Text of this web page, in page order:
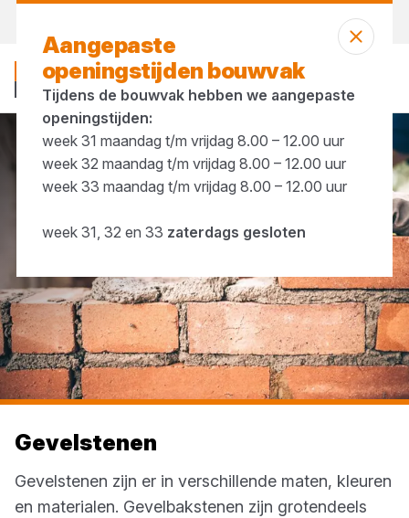
Gevelstenen
Gevelstenen
Gevelstenen zijn er in verschillende maten, kleuren
en materialen. Gevelbakstenen zijn grotendeels
Aangepaste
openingstijden bouwvak
Tijdens de bouwvak hebben we aangepaste
openingstijden:
week 31 maandag t/m vrijdag 8.00 – 12.00 uur
week 32 maandag t/m vrijdag 8.00 – 12.00 uur
week 33 maandag t/m vrijdag 8.00 – 12.00 uur
week 31, 32 en 33 zaterdags gesloten